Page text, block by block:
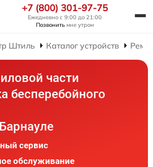
+7 (800) 301-97-75
Ежедневно с 9:00 до 21:00
Позвонить мне утром
Штиль Каталог устройств
части
бесперебойного
сервис
обслуживание